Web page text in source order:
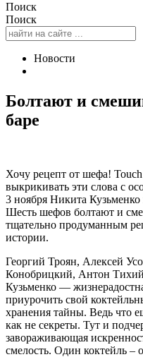
Поиск
Поиск
Новости
Болтают и
баре
Хочу рецепт от шефа! Touch
выкрикивать эти слова с
3 ноября Никита Кузьменко
Шесть шефов болтают и
тщательно продуманным
истории.
Георгий Троян, Алексей
Конобрицкий, Антон Тихий
Кузьменко —
приурочить свой
хранения тайны. Ведь что
как не секреты. Тут и
завораживающая
смелость. Один коктейль –